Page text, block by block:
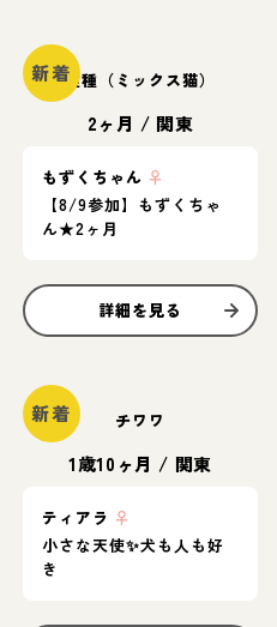
新着雑種（ミックス猫）
2ヶ月 / 関東
もずくちゃん ♀
【8/9参加】もずくちゃ
ん★2ヶ月
詳細を見る
新着 チワワ
1歳10ヶ月 / 関東
ティアラ ♀
小さな天使✨️犬も人も好
き